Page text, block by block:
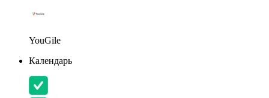
YouGile
Календарь